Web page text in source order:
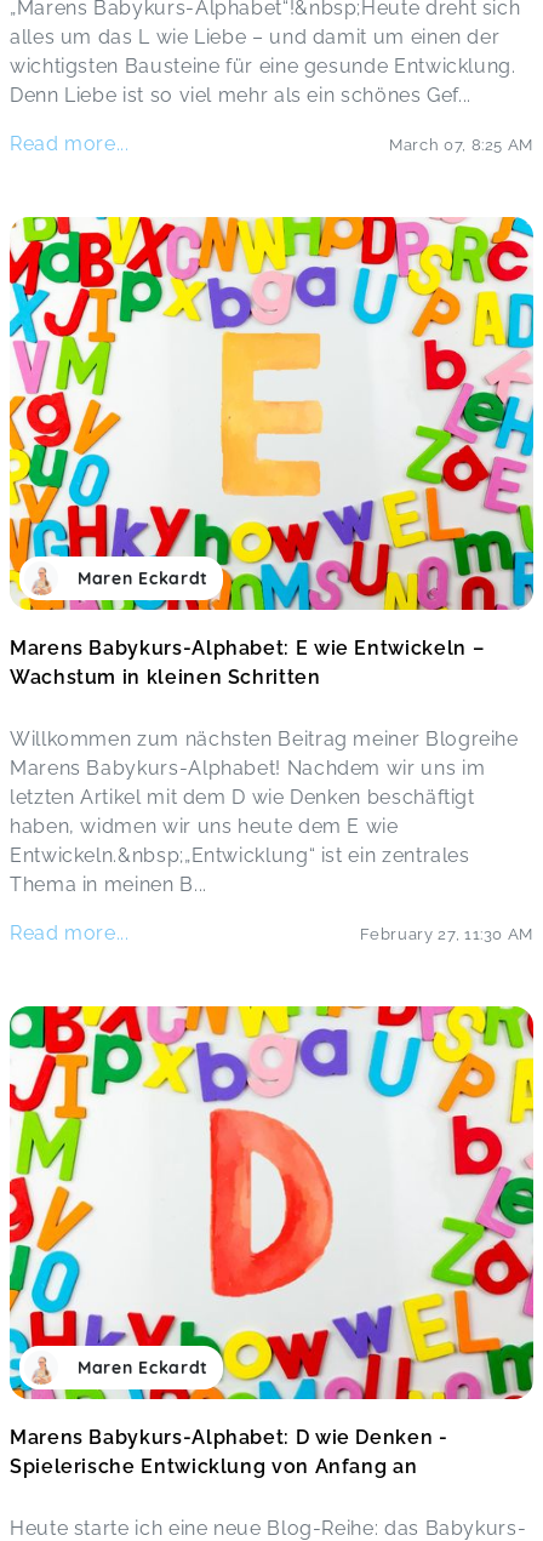
„Marens Babykurs-Alphabet“!&nbsp;Heute dreht sich
alles um das L wie Liebe – und damit um einen der
wichtigsten Bausteine für eine gesunde Entwicklung.
Denn Liebe ist so viel mehr als ein schönes Gef...
Read more... March 07, 8:25 AM
Maren Eckardt
Marens Babykurs-Alphabet: E wie Entwickeln –
Wachstum in kleinen Schritten
Willkommen zum nächsten Beitrag meiner Blogreihe
Marens Babykurs-Alphabet! Nachdem wir uns im
letzten Artikel mit dem D wie Denken beschäftigt
haben, widmen wir uns heute dem E wie
Entwickeln.&nbsp;„Entwicklung“ ist ein zentrales
Thema in meinen B...
Read more... February 27, 11:30 AM
Maren Eckardt
Marens Babykurs-Alphabet: D wie Denken -
Spielerische Entwicklung von Anfang an
Heute starte ich eine neue Blog-Reihe: das Babykurs-